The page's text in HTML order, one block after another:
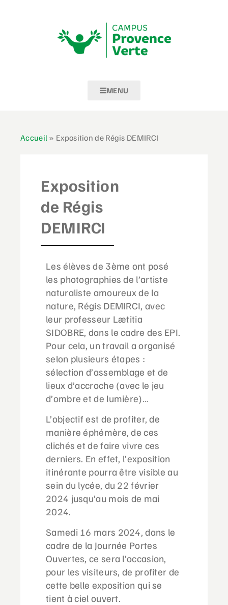
MENU
Accueil » Exposition de Régis DEMIRCI
Exposition
de Régis
DEMIRCI
Les élèves de 3ème ont posé
les photographies de l’artiste
naturaliste amoureux de la
nature, Régis DEMIRCI, avec
leur professeur Lætitia
SIDOBRE, dans le cadre des EPI.
Pour cela, un travail a organisé
selon plusieurs étapes :
sélection d’assemblage et de
lieux d’accroche (avec le jeu
d’ombre et de lumière)…
L’objectif est de profiter, de
manière éphémère, de ces
clichés et de faire vivre ces
derniers. En effet, l’exposition
itinérante pourra être visible au
sein du lycée, du 22 février
2024 jusqu’au mois de mai
2024.
Samedi 16 mars 2024, dans le
cadre de la Journée Portes
Ouvertes, ce sera l’occasion,
pour les visiteurs, de profiter de
cette belle exposition qui se
tient à ciel ouvert.